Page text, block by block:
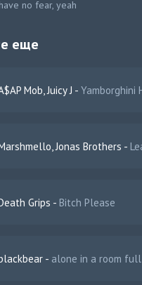
no fear, yeah
еще
Mob, Juicy J - Yamborghini
Jonas Brothers -
Grips - Bitch Please
- alone in a room